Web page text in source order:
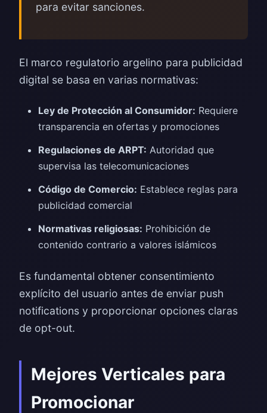
para evitar sanciones.
El marco regulatorio argelino para publicidad
digital se basa en varias normativas:
Ley de Protección al Consumidor: Requiere
transparencia en ofertas y promociones
Regulaciones de ARPT: Autoridad que
supervisa las telecomunicaciones
Código de Comercio: Establece reglas para
publicidad comercial
Normativas religiosas: Prohibición de
contenido contrario a valores islámicos
Es fundamental obtener consentimiento
explícito del usuario antes de enviar push
notifications y proporcionar opciones claras
de opt-out.
Mejores Verticales para
Promocionar